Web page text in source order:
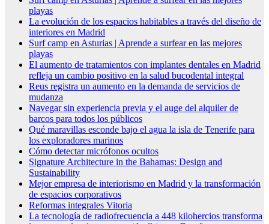
playas
La evolución de los espacios habitables a través del diseño de
interiores en Madrid
Surf camp en Asturias | Aprende a surfear en las mejores
playas
El aumento de tratamientos con implantes dentales en Madrid
refleja un cambio positivo en la salud bucodental integral
Reus registra un aumento en la demanda de servicios de
mudanza
Navegar sin experiencia previa y el auge del alquiler de
barcos para todos los públicos
Qué maravillas esconde bajo el agua la isla de Tenerife para
los exploradores marinos
Cómo detectar micrófonos ocultos
Signature Architecture in the Bahamas: Design and
Sustainability
Mejor empresa de interiorismo en Madrid y la transformación
de espacios corporativos
Reformas integrales Vitoria
La tecnología de radiofrecuencia a 448 kilohercios transforma